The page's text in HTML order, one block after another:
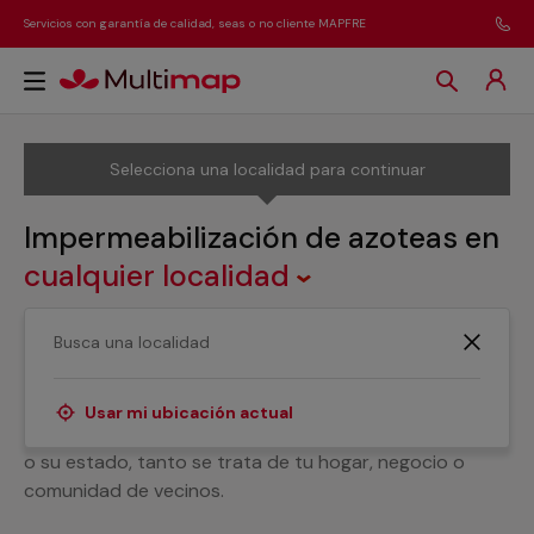
Servicios con garantía de calidad, seas o no cliente MAPFRE
Selecciona una localidad para continuar
Impermeabilización de azoteas en
cualquier localidad
Usar mi ubicación actual
¿Necesitas ayuda para impermeabilizar tu azotea?
que realizan con garantías cualquier servicio de
o su estado, tanto se trata de tu hogar, negocio o
comunidad de vecinos.